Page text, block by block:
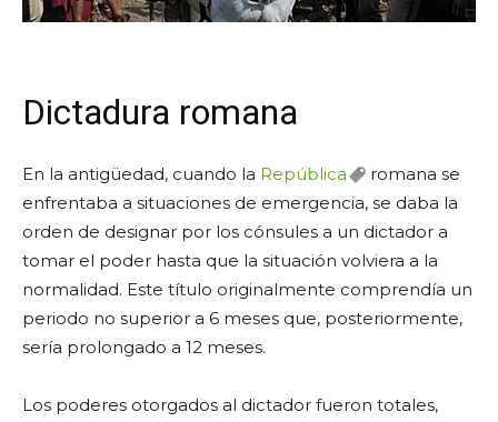
Dictadura romana
En la antigüedad, cuando la República
romana se
enfrentaba a situaciones de emergencia, se daba la
orden de designar por los cónsules a un dictador a
tomar el poder hasta que la situación volviera a la
normalidad. Este título originalmente comprendía un
periodo no superior a 6 meses que, posteriormente,
sería prolongado a 12 meses.
Los poderes otorgados al dictador fueron totales,